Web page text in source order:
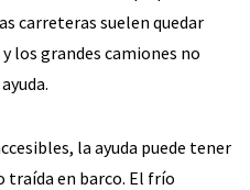
carreteras suelen quedar
los grandes camiones no
la ayuda puede tener
traída en barco. El frío